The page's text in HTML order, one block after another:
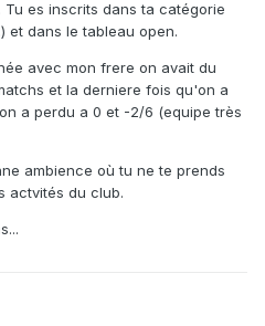
es inscrits dans ta catégorie
et dans le tableau open.
avec mon frere on avait du
et la derniere fois qu'on a
a perdu a 0 et -2/6 (equipe très
ambience où tu ne te prends
actvités du club.